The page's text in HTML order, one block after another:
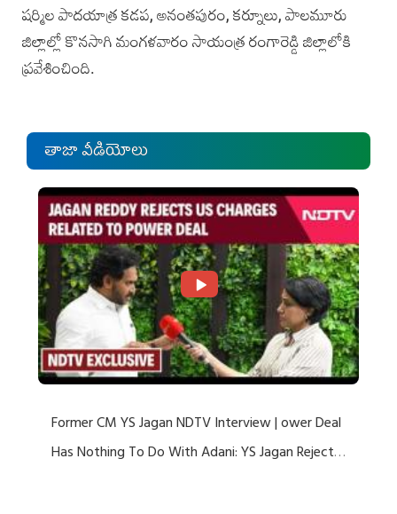
షర్మిల పాదయాత్ర కడప, అనంతపురం, కర్నూలు, పాలమూరు
జిల్లాల్లో కొనసాగి మంగళవారం సాయంత్ర రంగారెడ్డి జిల్లాలోకి
ప్రవేశించింది.
తాజా వీడియోలు
Former CM YS Jagan NDTV Interview | ower Deal
Has Nothing To Do With Adani: YS Jagan Rejects